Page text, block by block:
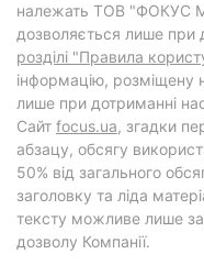
належать ТОВ "ФОКУС
дозволяється лише при
розділі "Правила
інформацію, розміщену
лише при дотриманні
Cайт focus.ua, згадки
абзацу, обсягу
50% від загального
заголовку та ліда
тексту можливе лише
дозволу Компанії.